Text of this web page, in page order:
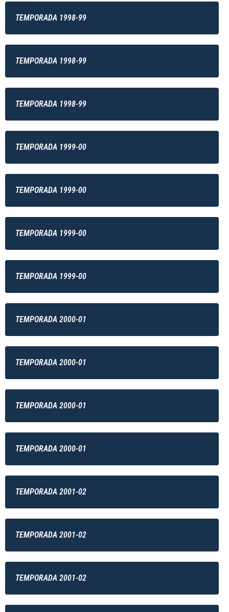
TEMPORADA 1998-99
TEMPORADA 1998-99
TEMPORADA 1998-99
TEMPORADA 1999-00
TEMPORADA 1999-00
TEMPORADA 1999-00
TEMPORADA 1999-00
TEMPORADA 2000-01
TEMPORADA 2000-01
TEMPORADA 2000-01
TEMPORADA 2000-01
TEMPORADA 2001-02
TEMPORADA 2001-02
TEMPORADA 2001-02